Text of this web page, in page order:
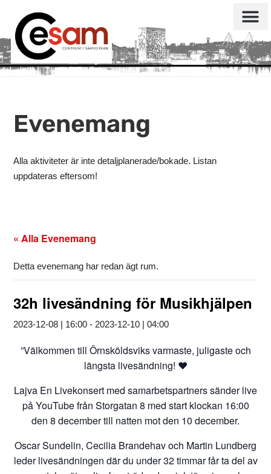
Evenemang
Alla aktiviteter är inte detaljplanerade/bokade. Listan
uppdateras eftersom!
« Alla Evenemang
Detta evenemang har redan ägt rum.
32h livesändning för Musikhjälpen
2023-12-08 | 16:00 - 2023-12-10 | 04:00
”Välkommen till Örnsköldsviks varmaste, juligaste och
längsta livesändning! ❤️
Lajva En Livekonsert med samarbetspartners sänder live
på YouTube från Storgatan 8 med start klockan 16:00
den 8 december till natten mot den 10 december.
Oscar Sundelin, Cecilia Brandehav och Martin Lundberg
leder livesändningen där du under 32 timmar får ta del av